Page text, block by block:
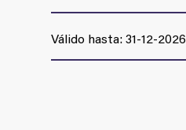
Válido hasta: 31-12-2026